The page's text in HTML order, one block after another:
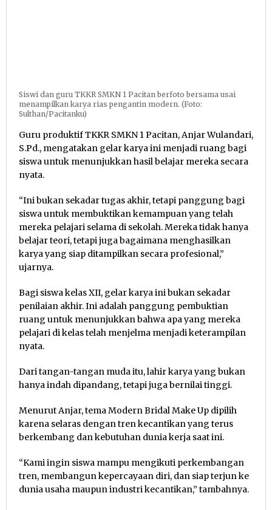
Siswi dan guru TKKR SMKN 1 Pacitan berfoto bersama usai
menampilkan karya rias pengantin modern. (Foto:
Sulthan/Pacitanku)
Guru produktif TKKR SMKN 1 Pacitan, Anjar Wulandari,
S.Pd., mengatakan gelar karya ini menjadi ruang bagi
siswa untuk menunjukkan hasil belajar mereka secara
nyata.
“Ini bukan sekadar tugas akhir, tetapi panggung bagi
siswa untuk membuktikan kemampuan yang telah
mereka pelajari selama di sekolah. Mereka tidak hanya
belajar teori, tetapi juga bagaimana menghasilkan
karya yang siap ditampilkan secara profesional,”
ujarnya.
Bagi siswa kelas XII, gelar karya ini bukan sekadar
penilaian akhir. Ini adalah panggung pembuktian
ruang untuk menunjukkan bahwa apa yang mereka
pelajari di kelas telah menjelma menjadi keterampilan
nyata.
Dari tangan-tangan muda itu, lahir karya yang bukan
hanya indah dipandang, tetapi juga bernilai tinggi.
Menurut Anjar, tema Modern Bridal Make Up dipilih
karena selaras dengan tren kecantikan yang terus
berkembang dan kebutuhan dunia kerja saat ini.
“Kami ingin siswa mampu mengikuti perkembangan
tren, membangun kepercayaan diri, dan siap terjun ke
dunia usaha maupun industri kecantikan,” tambahnya.